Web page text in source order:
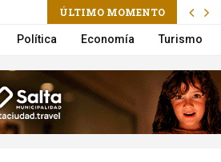
ÚLTIMO MOMENTO
Política Economía Turismo